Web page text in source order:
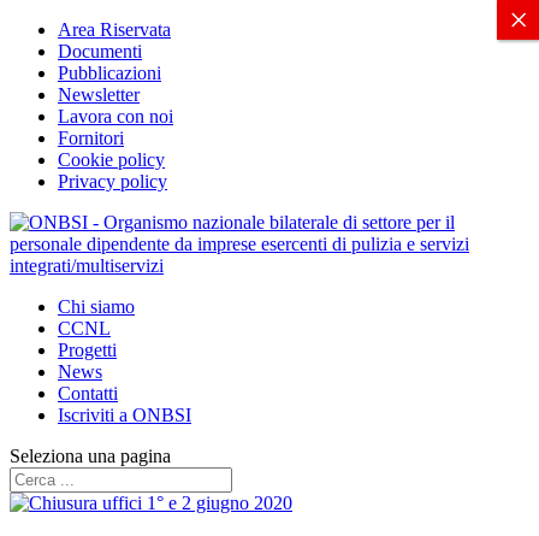
Area Riservata
Documenti
Pubblicazioni
Newsletter
Lavora con noi
Fornitori
Cookie policy
Privacy policy
Chi siamo
CCNL
Progetti
News
Contatti
Iscriviti a ONBSI
Seleziona una pagina
X
×